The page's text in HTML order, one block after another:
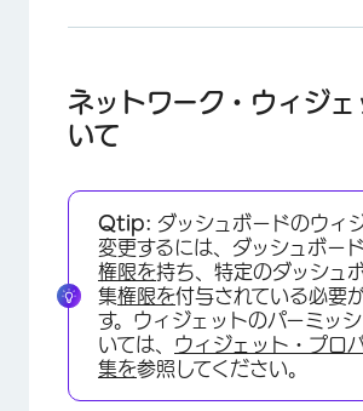
ネットワーク・ウィジェットの追加
ネットワーク・ウィジ
いて
Qtip: ダッシュボードのウィ
変更するには、ダッシュボー
権限を持ち、特定のダッシュ
集権限を付与されている必要
す。ウィジェットのパーミッ
いては、 ウィジェット・プロ
集を参照してください。